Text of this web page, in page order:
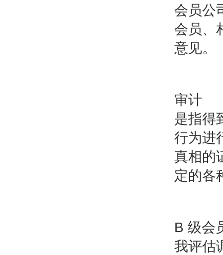
会员公
会员、
意见。
审计
是指得
行为进
真相的
定的各
B 级会
我评估